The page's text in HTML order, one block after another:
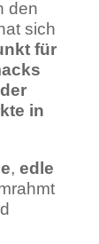
den
sich
für
in
, edle